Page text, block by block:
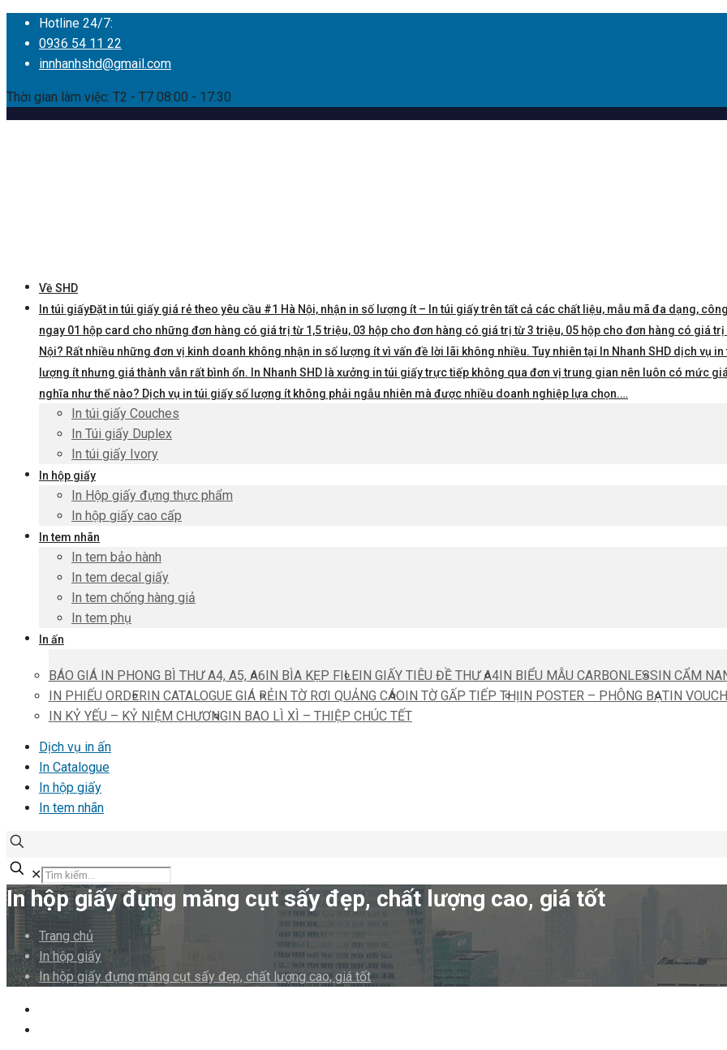
Hotline 24/7:
0936 54 11 22
innhanhshd@gmail.com
Thời gian làm việc: T2 - T7 08:00 - 17:30
Về SHD
In túi giấyĐặt in túi giấy giá rẻ theo yêu cầu #1 Hà Nội, nhận in số lượng ít – In túi giấy trên tất cả các chất liệu, mẫu mã đa dạng,
ngay 01 hộp card cho những đơn hàng có giá trị từ 1,5 triệu, 03 hộp cho đơn hàng có giá trị từ 3 triệu, 05 hộp cho đơn hàng có giá
Nội? Rất nhiều những đơn vị kinh doanh không nhận in số lượng ít vì vấn đề lời lãi không nhiều. Tuy nhiên tại In Nhanh SHD dịch vụ
lượng ít nhưng giá thành vẫn rất bình ổn. In Nhanh SHD là xưởng in túi giấy trực tiếp không qua đơn vị trung gian nên luôn có mức
nghĩa như thế nào? Dịch vụ in túi giấy số lượng ít không phải ngẫu nhiên mà được nhiều doanh nghiệp lựa chọn.…
In túi giấy Couches
In Túi giấy Duplex
In túi giấy Ivory
In hộp giấy
In Hộp giấy đựng thực phẩm
In hộp giấy cao cấp
In tem nhãn
In tem bảo hành
In tem decal giấy
In tem chống hàng giả
In tem phụ
In ấn
BÁO GIÁ IN PHONG BÌ THƯ A4, A5, A6IN BÌA KẸP FILEIN GIẤY TIÊU ĐỀ THƯ A4IN BIỂU MẪU CARBONLESSIN CẨM
IN PHIẾU ORDERIN CATALOGUE GIÁ RẺIN TỜ RƠI QUẢNG CÁOIN TỜ GẤP TIẾP THỊIN POSTER – PHÔNG BẠTIN
IN KỶ YẾU – KỶ NIỆM CHƯƠNGIN BAO LÌ XÌ – THIỆP CHÚC TẾT
Dịch vụ in ấn
In Catalogue
In hộp giấy
In tem nhãn
✕
In hộp giấy đựng măng cụt sấy đẹp, chất lượng cao, giá tốt
Trang chủ
In hộp giấy
In hộp giấy đựng măng cụt sấy đẹp, chất lượng cao, giá tốt